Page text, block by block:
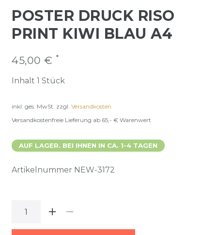
POSTER DRUCK RISO
PRINT KIWI BLAU A4
45,00 € *
Inhalt 1 Stück
inkl. ges. MwSt. zzgl. Versandkosten
Versandkostenfreie Lieferung ab 65,- € Warenwert
AUF LAGER. BEI IHNEN IN CA. 1-4 TAGEN
Artikelnummer NEW-3172